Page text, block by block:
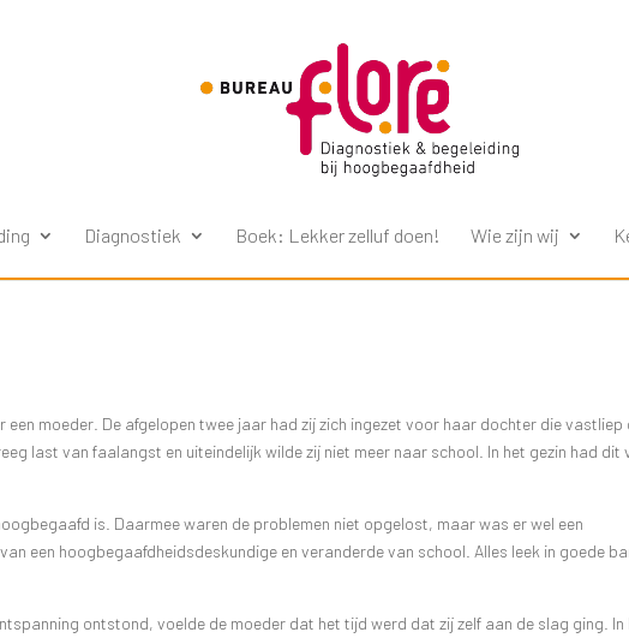
Diagnostiek Boek: Lekker zelluf doen! Wie zijn wij
moeder. De afgelopen twee jaar had zij zich ingezet voor haar dochter die vastliep
last van faalangst en uiteindelijk wilde zij niet meer naar school. In het gezin had dit
is. Daarmee waren de problemen niet opgelost, maar was er wel een
een hoogbegaafdheidsdeskundige en veranderde van school. Alles leek in goede
ontstond, voelde de moeder dat het tijd werd dat zij zelf aan de slag ging. In